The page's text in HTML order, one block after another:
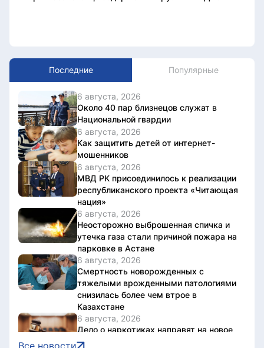
Последние Популярные
6 августа, 2026
Около 40 пар близнецов служат в
Национальной гвардии
6 августа, 2026
Как защитить детей от интернет-
мошенников
6 августа, 2026
МВД РК присоединилось к реализации
республиканского проекта «Читающая
нация»
6 августа, 2026
Неосторожно выброшенная спичка и
утечка газа стали причиной пожара на
парковке в Астане
6 августа, 2026
Смертность новорожденных с
тяжелыми врожденными патологиями
снизилась более чем втрое в
Казахстане
6 августа, 2026
Дело о наркотиках направят на новое
рассмотрение: подсудимому не дали
Все новости